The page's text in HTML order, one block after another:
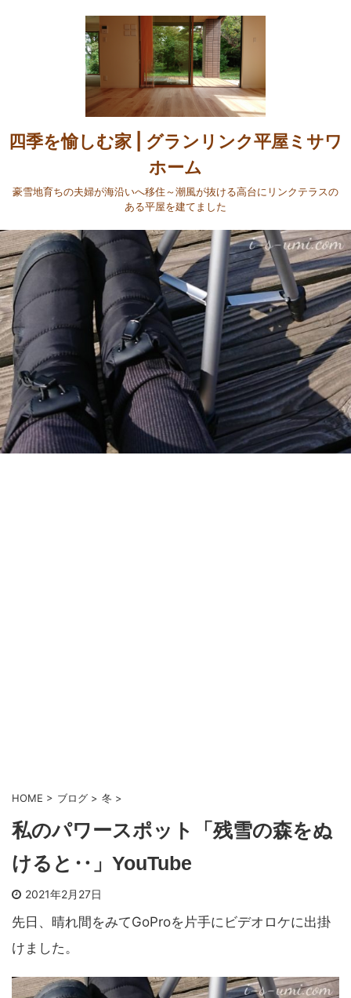
四季を愉しむ家 | グランリンク平屋ミサワ
ホーム
豪雪地育ちの夫婦が海沿いへ移住～潮風が抜ける高台にリンクテラスの
ある平屋を建てました
HOME > ブログ > 冬 >
私のパワースポット「残雪の森をぬ
けると‥」YouTube
2021年2月27日
先日、晴れ間をみてGoProを片手にビデオロケに出掛
けました。